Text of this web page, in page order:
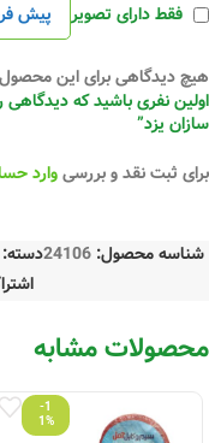
فقط دارای تصویر
هیچ دیدگاهی برای این
سازان یزد”
برای ثبت نقد و بررسیوارد
شناسه محصول: 24106دسته:
محصولات مشابه
-1
1%